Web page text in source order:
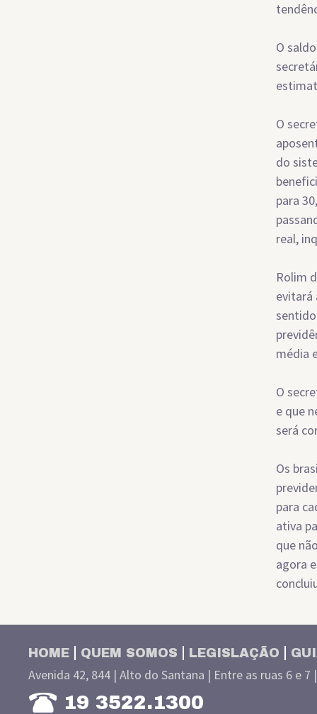
O
O
do
para
real,
Rolim
evitará
média
O
e que
será
Os
para
ativa
que
agora
HOME QUEM SOMOS LEGISLAÇÃO
Avenida 42, 844 | Alto do Santana | Entre as ruas 6 e 7
19 3522.1300